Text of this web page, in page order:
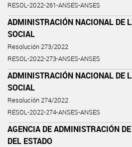
RESOL-2022-261-ANSES-ANSES
ADMINISTRACIÓN NACIONAL DE
SOCIAL
Resolución 273/2022
RESOL-2022-273-ANSES-ANSES
ADMINISTRACIÓN NACIONAL DE
SOCIAL
Resolución 274/2022
RESOL-2022-274-ANSES-ANSES
AGENCIA DE ADMINISTRACIÓN
DEL ESTADO